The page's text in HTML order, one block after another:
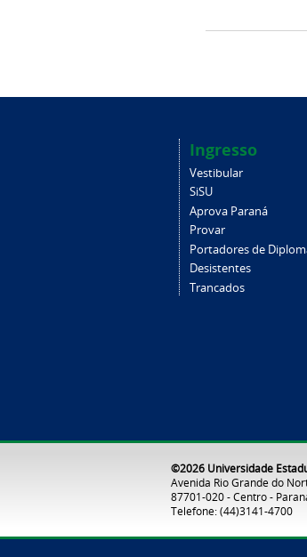
Ingresso
Vestibular
SiSU
Aprova Paraná
Provar
Portadores de
Desistentes
Trancados
©2026 Universidade
Avenida Rio Grande do
87701-020 - Centro -
Telefone: (44)3141-4700